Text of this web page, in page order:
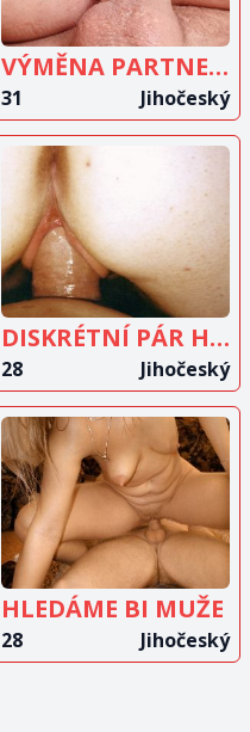
VÝMĚNA PARTNERŮ
31 Jihočeský
ZOBRAZIT
INZERÁT
DISKRÉTNÍ PÁR HLEDÁ DALŠÍ PÁR
28 Jihočeský
ZOBRAZIT
INZERÁT
HLEDÁME BI MUŽE
28 Jihočeský